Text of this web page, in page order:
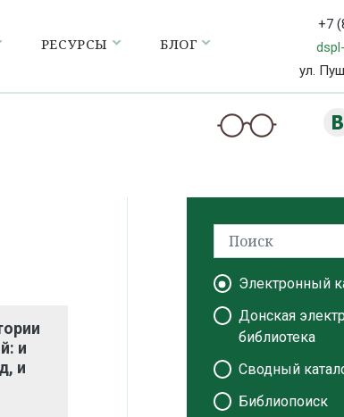
РЕСУРСЫ БЛОГ
+7
ул.
и
и
Электронный
Донская
библиотека
Сводный
Библиопоиск